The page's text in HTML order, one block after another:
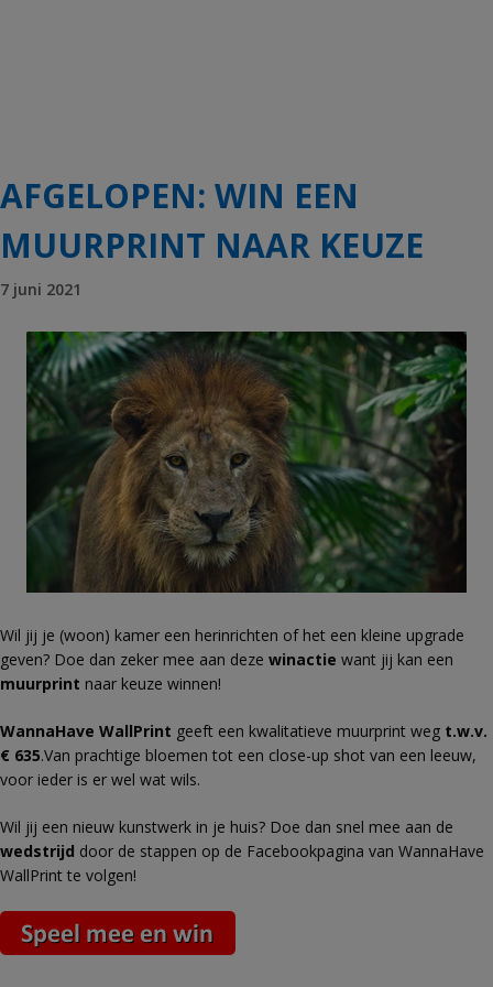
AFGELOPEN: WIN EEN
MUURPRINT NAAR KEUZE
7 juni 2021
Wil jij je (woon) kamer een herinrichten of het een kleine upgrade
geven? Doe dan zeker mee aan deze winactie want jij kan een
muurprint naar keuze winnen!
WannaHave WallPrint geeft een kwalitatieve muurprint weg t.w.v.
€ 635.Van prachtige bloemen tot een close-up shot van een leeuw,
voor ieder is er wel wat wils.
Wil jij een nieuw kunstwerk in je huis? Doe dan snel mee aan de
wedstrijd door de stappen op de Facebookpagina van WannaHave
WallPrint te volgen!